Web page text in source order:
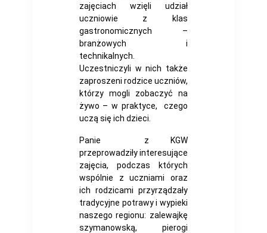
zajęciach wzięli udział
uczniowie z klas
gastronomicznych –
branżowych i
technikalnych.
Uczestniczyli w nich także
zaproszeni rodzice uczniów,
którzy mogli zobaczyć na
żywo – w praktyce, czego
uczą się ich dzieci.
Panie z KGW
przeprowadziły interesujące
zajęcia, podczas których
wspólnie z uczniami oraz
ich rodzicami przyrządzały
tradycyjne potrawy i wypieki
naszego regionu: zalewajkę
szymanowską, pierogi